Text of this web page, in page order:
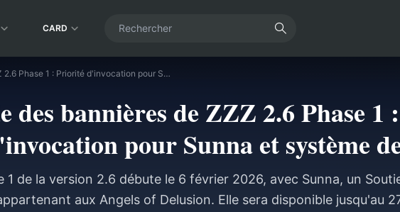
CARD
Guide des bannières de ZZZ 2.6 Phase 1 : Priorité d'invocation pour Sunna et système de Pity
des bannières de ZZZ 2.6 Phase
pour Sunna et système
1 de la version 2.6 débute le 6 février 2026, avec Sunna, un
aux Angels of Delusion. Elle sera disponible jusqu'au